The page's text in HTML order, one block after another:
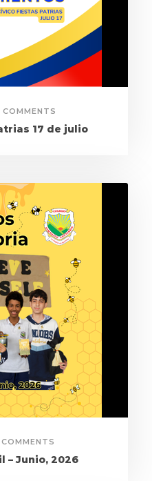
COMMENTS
17 de julio
– Junio, 2026